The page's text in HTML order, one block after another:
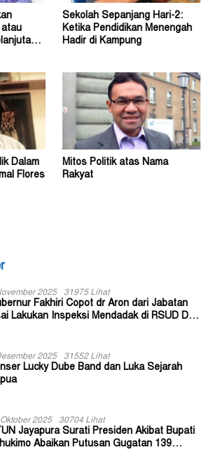
atau
Sekolah Sepanjang Hari-2:
Ketika Pendidikan Menengah
Hadir di Kampung
Dalam
Flores
Mitos Politik atas Nama
Rakyat
2025 31975 Lihat
Fakhiri Copot dr Aron dari Jabatan
Lakukan Inspeksi Mendadak di RSUD Dok
2025 31552 Lihat
Lucky Dube Band dan Luka Sejarah
2025 30704 Lihat
Jayapura Surati Presiden Akibat Bupati
Abaikan Putusan Gugatan 139